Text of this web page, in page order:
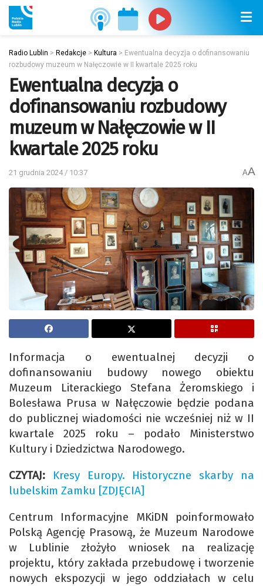
Radio Lublin > Redakcje > Kultura > Ewentualna decyzja o dofinansowaniu
rozbudowy muzeum w Nałęczowie w II kwartale 2025 roku
Ewentualna decyzja o
dofinansowaniu rozbudowy
muzeum w Nałęczowie w II
kwartale 2025 roku
21 grudnia 2024 / 10:37 AA
Informacja o ewentualnej decyzji o
dofinansowaniu budowy nowego obiektu
Muzeum Literackiego Stefana Żeromskiego i
Bolesława Prusa w Nałęczowie będzie podana
do publicznej wiadomości nie wcześniej niż w II
kwartale 2025 roku – podało Ministerstwo
Kultury i Dziedzictwa Narodowego.
CZYTAJ: Kresy Europy. Historyczne skarby na
lubelskim Zamku [ZDJĘCIA]
Centrum Informacyjne MKiDN poinformowało
Polską Agencję Prasową, że Muzeum Narodowe
w Lublinie złożyło wniosek na realizację
projektu, który zakłada przebudowę i tworzenie
nowych ekspozycji w jego oddziałach w celu